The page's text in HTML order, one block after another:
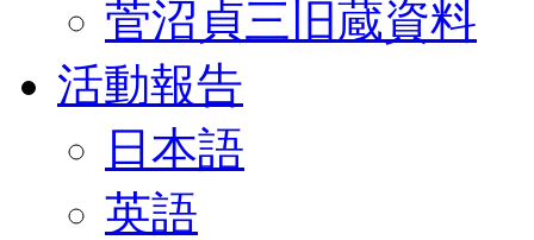
菅沼貞三旧蔵資料
活動報告
日本語
英語